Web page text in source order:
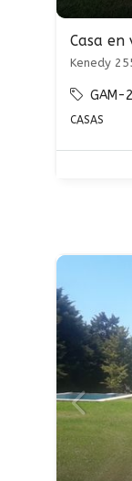
Casa en
Kenedy
GAM-
CASAS